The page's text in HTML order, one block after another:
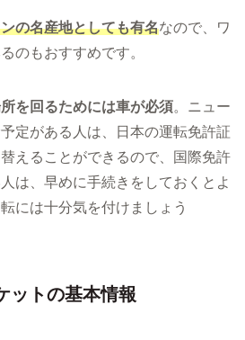
の名産地としても有名なので、ワ
のもおすすめです。
を回るためには車が必須。ニュー
定がある人は、日本の運転免許証
えることができるので、国際免許
は、早めに手続きをしておくとよ
には十分気を付けましょう
ットの基本情報